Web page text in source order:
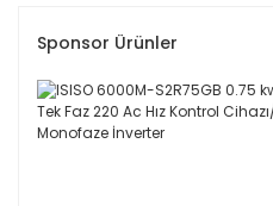
Sponsor Ürünler